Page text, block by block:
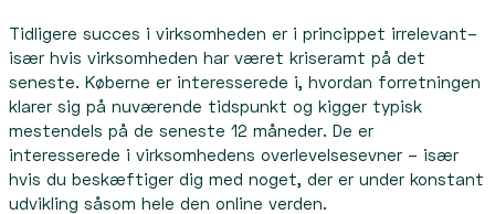
Tidligere succes i virksomheden er i princippet irrelevant–
især hvis virksomheden har været kriseramt på det
seneste. Køberne er interesserede i, hvordan forretningen
klarer sig på nuværende tidspunkt og kigger typisk
mestendels på de seneste 12 måneder. De er
interesserede i virksomhedens overlevelsesevner – især
hvis du beskæftiger dig med noget, der er under konstant
udvikling såsom hele den online verden.